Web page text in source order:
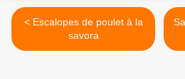
< Escalopes de poulet à la
savora